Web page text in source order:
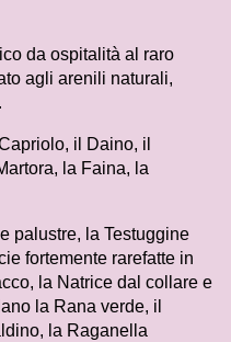
da ospitalità al raro
agli arenili naturali,
il Daino, il
la Faina, la
palustre, la Testuggine
fortemente rarefatte in
la Natrice dal collare e
la Rana verde, il
la Raganella